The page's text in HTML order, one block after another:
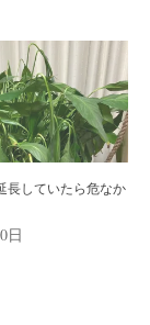
長していたら危なか
日